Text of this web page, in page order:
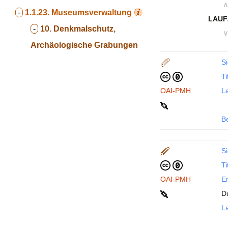
- 1.1.23. Museumsverwaltung
- 10. Denkmalschutz,
Archäologische Grabungen
∧
∨
OAI-PMH
OAI-PMH